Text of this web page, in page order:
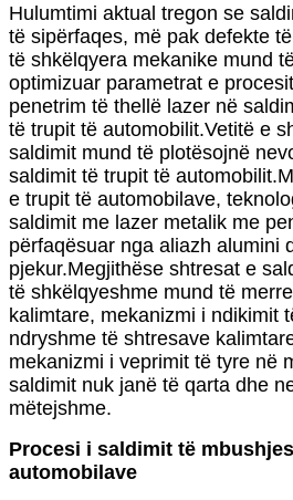
Hulumtimi aktual tregon se
të sipërfaqes, më pak defekte
të shkëlqyera mekanike mund
optimizuar parametrat e
penetrim të thellë lazer në
të trupit të automobilit.Vetitë e
saldimit mund të plotësojnë
saldimit të trupit të
e trupit të automobilave,
saldimit me lazer metalik me
përfaqësuar nga aliazh alumini
pjekur.Megjithëse shtresat e
të shkëlqyeshme mund të
kalimtare, mekanizmi i ndikimit
ndryshme të shtresave
mekanizmi i veprimit të tyre në
saldimit nuk janë të qarta dhe
mëtejshme.
Procesi i saldimit të
automobilave